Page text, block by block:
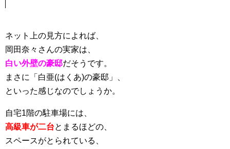
ネット上の見方によれば、
岡田奈々さんの実家は、
白い外壁の豪邸だそうです。
まさに「白亜(はくあ)の豪邸」、
といった感じなのでしょうか。
自宅1階の駐車場には、
高級車が二台とまるほどの、
スペースがとられている、